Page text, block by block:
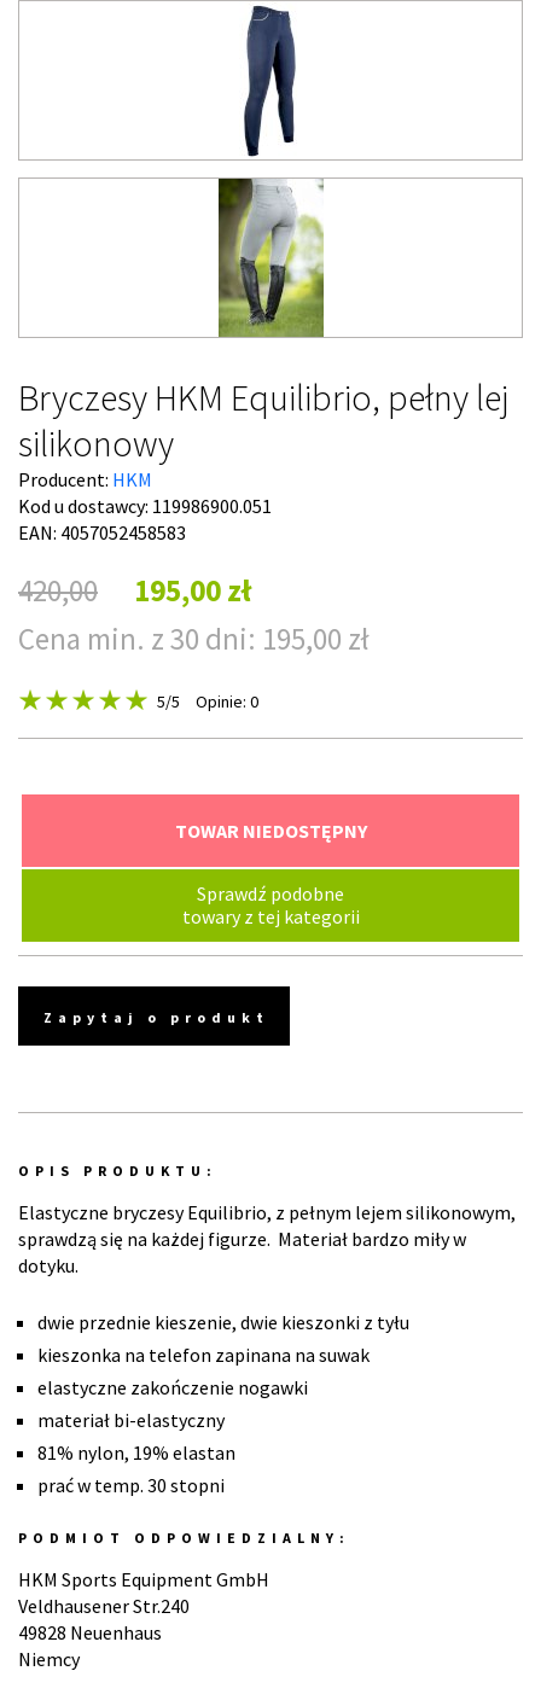
Bryczesy HKM Equilibrio, pełny lej
silikonowy
Producent: HKM
Kod u dostawcy: 119986900.051
EAN: 4057052458583
420,00
195,00 zł
Cena min. z 30 dni: 195,00 zł
5/5 Opinie: 0
TOWAR NIEDOSTĘPNY
Sprawdź podobne
towary z tej kategorii
Zapytaj o produkt
OPIS PRODUKTU:
Elastyczne bryczesy Equilibrio, z pełnym lejem silikonowym,
sprawdzą się na każdej figurze. Materiał bardzo miły w
dotyku.
dwie przednie kieszenie, dwie kieszonki z tyłu
kieszonka na telefon zapinana na suwak
elastyczne zakończenie nogawki
materiał bi-elastyczny
81% nylon, 19% elastan
prać w temp. 30 stopni
PODMIOT ODPOWIEDZIALNY:
HKM Sports Equipment GmbH
Veldhausener Str.240
49828 Neuenhaus
Niemcy